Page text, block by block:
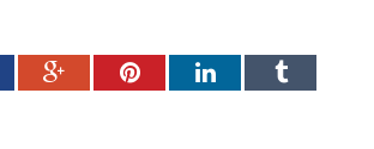
Google+PinterestLinkedInTumblr